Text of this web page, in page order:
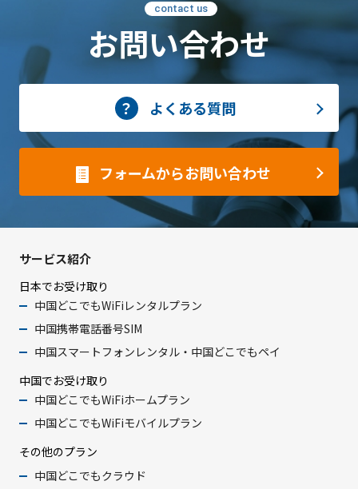
contact us
お問い合わせ
よくある質問
フォームからお問い合わせ
サービス紹介
日本でお受け取り
中国どこでもWiFiレンタルプラン
中国携帯電話番号SIM
中国スマートフォンレンタル・中国どこでもペイ
中国でお受け取り
中国どこでもWiFiホームプラン
中国どこでもWiFiモバイルプラン
その他のプラン
中国どこでもクラウド